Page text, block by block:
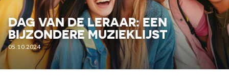
DAG VAN DE LERAAR: EEN
BIJZONDERE MUZIEKLIJST
05.10.2024